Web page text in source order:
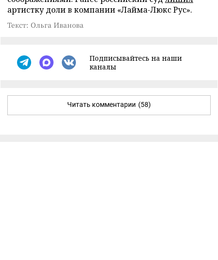
артистку доли в компании «Лайма-Люкс Рус».
Текст: Ольга Иванова
Подписывайтесь на наши
каналы
Читать комментарии (58)